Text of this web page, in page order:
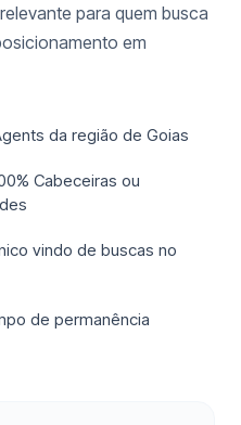
para quem busca
em
da região de Goias
Cabeceiras ou
vindo de buscas no
de permanência